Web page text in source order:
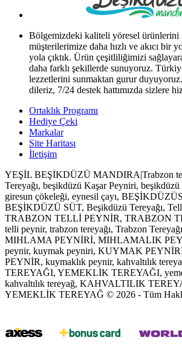
Bölgemizdeki kaliteli yöresel ürünlerini
müşterilerimize daha hızlı ve akıcı bir
yola çıktık. Ürün çeşitliliğimizi
daha farklı şekillerde sunuyoruz.
lezzetlerini sunmaktan gurur
dileriz, 7/24 destek hattımızda sizlere
Ortaklık Programı
Hediye Çeki
Markalar
Site Haritası
İletişim
YEŞİL BEŞİKDÜZÜ MANDIRA|Trabzon
Tereyağı, beşikdüzü Kaşar Peyniri,
giresun çökeleği, eynesil çayı,
BEŞİKDÜZÜ SÜT, Beşikdüzü Tereyağı,
TRABZON TELLİ PEYNİR, TRABZON
telli peynir, trabzon tereyağı, Trabzon
MIHLAMA PEYNİRİ, MIHLAMALIK
peynir, kuymak peyniri, KUYMAK
PEYNİR, kuymaklık peynir, kahvaltılık
TEREYAĞI, YEMEKLİK TEREYAĞI,
kahvaltılık tereyağ, KAHVALTILIK
YEMEKLİK TEREYAĞ © 2026 - Tüm